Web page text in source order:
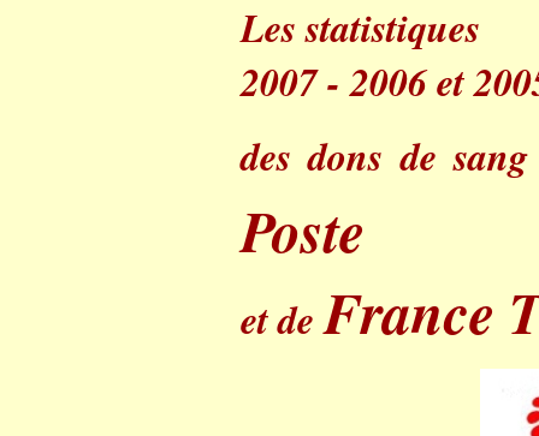
Les statistiques
2007 - 2006 et
des dons de
Poste
et deFrance